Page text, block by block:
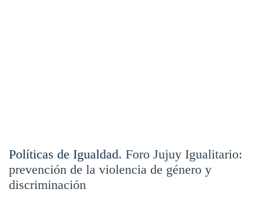
Políticas de Igualdad. Foro Jujuy Igualitario:
prevención de la violencia de género y
discriminación